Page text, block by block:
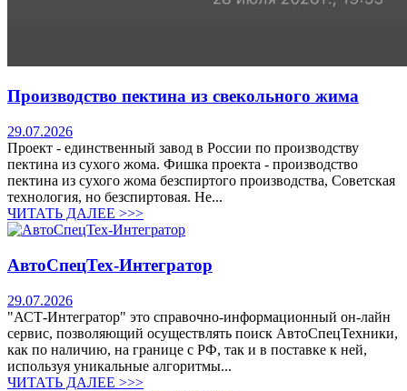
Производство пектина из свекольного жима
29.07.2026
Проект - единственный завод в России по производству
пектина из сухого жома. Фишка проекта - производство
пектина из сухого жома безспиртого производства, Советская
технология, но безспиртовая. Не...
ЧИТАТЬ ДАЛЕЕ >>>
АвтоСпецТех-Интегратор
29.07.2026
"АСТ-Интегратор" это справочно-информационный он-лайн
сервис, позволяющий осуществлять поиск АвтоСпецТехники,
как по наличию, на границе с РФ, так и в поставке к ней,
используя уникальные алгоритмы...
ЧИТАТЬ ДАЛЕЕ >>>